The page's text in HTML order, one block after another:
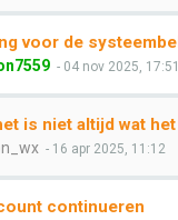
voor de
- 04 nov 2025, 17:51
is niet altijd wat
- 16 apr 2025, 11:12
continueren